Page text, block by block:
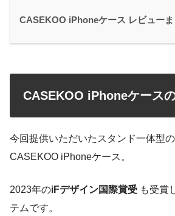
CASEKOO iPhoneケース レビュー
CASEKOO iPhoneケース
今回提供いただいたスタンド一体型
CASEKOO iPhoneケース。
2023年のiFデザイン国際賞受 も受賞
テムです。